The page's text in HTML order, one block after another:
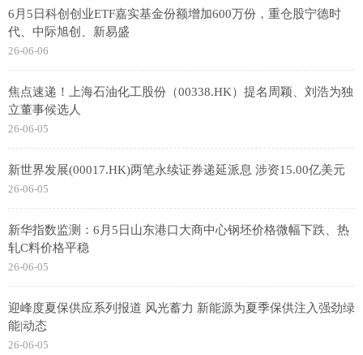
6月5日科创创业ETF嘉实基金份额增加600万份，重仓股宁德时
代、中际旭创、新易盛
26-06-06
焦点速递！上海石油化工股份（00338.HK）提名周颖、刘浩为独
立董事候选人
26-06-05
新世界发展(00017.HK)两笔永续证券递延派息 涉资15.00亿美元
26-06-05
新华指数监测：6月5日山东港口大商中心钢坯价格微幅下跌、热
轧C料价格平稳
26-06-05
迎峰度夏保供应系列报道 风光蓄力 新能源为夏季保供注入强劲绿
能|动态
26-06-05